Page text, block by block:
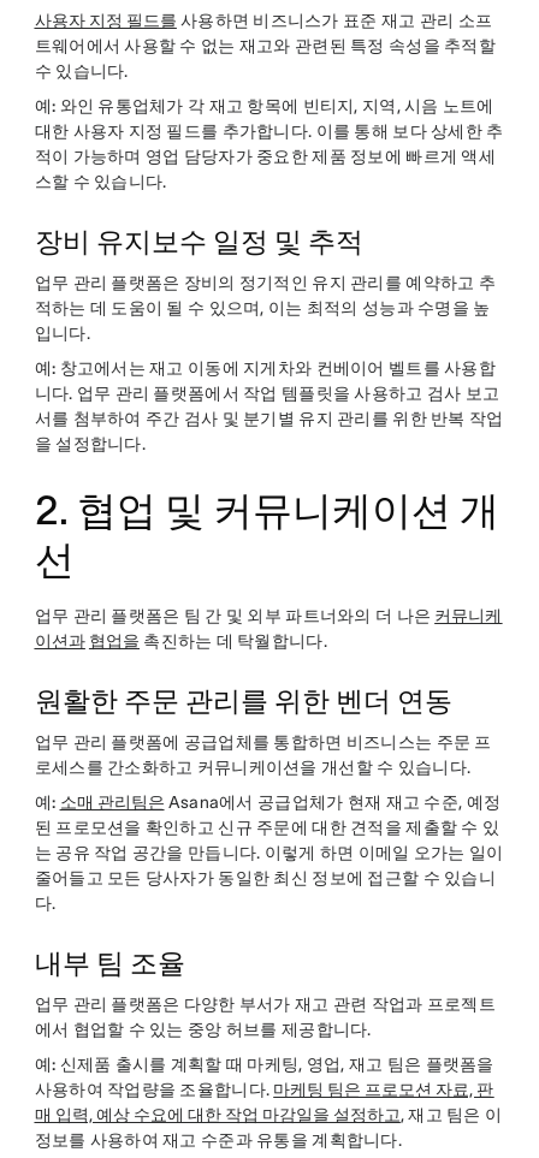
사용자 지정 필드를 사용하면 비즈니스가 표준 재고 관리 소프
트웨어에서 사용할 수 없는 재고와 관련된 특정 속성을 추적할
수 있습니다.
예: 와인 유통업체가 각 재고 항목에 빈티지, 지역, 시음 노트에
대한 사용자 지정 필드를 추가합니다. 이를 통해 보다 상세한 추
적이 가능하며 영업 담당자가 중요한 제품 정보에 빠르게 액세
스할 수 있습니다.
장비 유지보수 일정 및 추적
업무 관리 플랫폼은 장비의 정기적인 유지 관리를 예약하고 추
적하는 데 도움이 될 수 있으며, 이는 최적의 성능과 수명을 높
입니다.
예: 창고에서는 재고 이동에 지게차와 컨베이어 벨트를 사용합
니다. 업무 관리 플랫폼에서 작업 템플릿을 사용하고 검사 보고
서를 첨부하여 주간 검사 및 분기별 유지 관리를 위한 반복 작업
을 설정합니다.
2. 협업 및 커뮤니케이션 개
선
업무 관리 플랫폼은 팀 간 및 외부 파트너와의 더 나은 커뮤니케
이션과 협업을 촉진하는 데 탁월합니다.
원활한 주문 관리를 위한 벤더 연동
업무 관리 플랫폼에 공급업체를 통합하면 비즈니스는 주문 프
로세스를 간소화하고 커뮤니케이션을 개선할 수 있습니다.
예: 소매 관리팀은 Asana에서 공급업체가 현재 재고 수준, 예정
된 프로모션을 확인하고 신규 주문에 대한 견적을 제출할 수 있
는 공유 작업 공간을 만듭니다. 이렇게 하면 이메일 오가는 일이
줄어들고 모든 당사자가 동일한 최신 정보에 접근할 수 있습니
다.
내부 팀 조율
업무 관리 플랫폼은 다양한 부서가 재고 관련 작업과 프로젝트
에서 협업할 수 있는 중앙 허브를 제공합니다.
예: 신제품 출시를 계획할 때 마케팅, 영업, 재고 팀은 플랫폼을
사용하여 작업량을 조율합니다. 마케팅 팀은 프로모션 자료, 판
매 입력, 예상 수요에 대한 작업 마감일을 설정하고, 재고 팀은 이
정보를 사용하여 재고 수준과 유통을 계획합니다.